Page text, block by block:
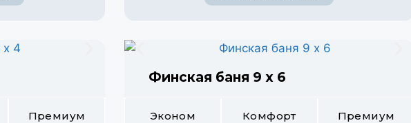
Премиум
Финская баня 9 х 6
Эконом Комфорт Премиум